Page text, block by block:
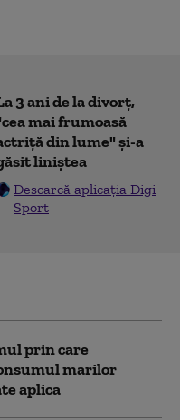
3 ani de la divorț,
mai frumoasă
din lume" și-a
liniștea
Descarcă aplicația Digi
Sport
prin care
marilor
aplica